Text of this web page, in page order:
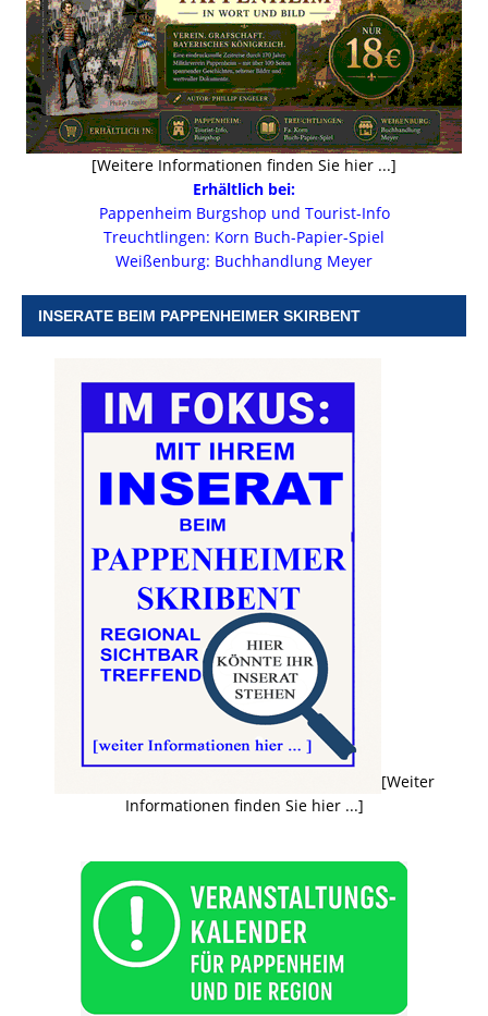
[Weitere Informationen finden Sie hier ...]
Erhältlich bei:
Pappenheim Burgshop und Tourist-Info
Treuchtlingen: Korn Buch-Papier-Spiel
Weißenburg: Buchhandlung Meyer
INSERATE BEIM PAPPENHEIMER SKIRBENT
[Weiter
Informationen finden Sie hier ...]